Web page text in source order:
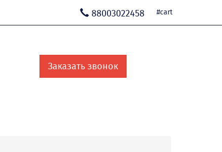
88003022458 #cart
Заказать звонок